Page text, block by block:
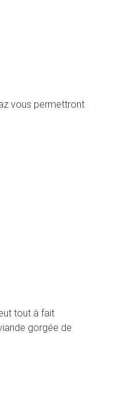
vous permettront
tout à fait
gorgée de